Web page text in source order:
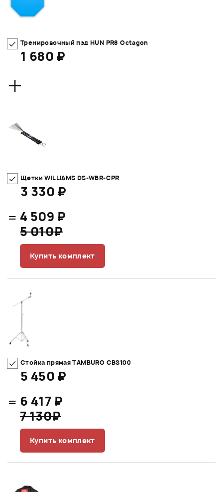
Тренировочный пэд HUN PR8 Octagon
1 680 ₽
+
Щетки WILLIAMS DS-WBR-CPR
3 330 ₽
= 4 509 ₽
5 010₽
Купить комплект
Стойка прямая TAMBURO CBS100
5 450 ₽
= 6 417 ₽
7 130₽
Купить комплект